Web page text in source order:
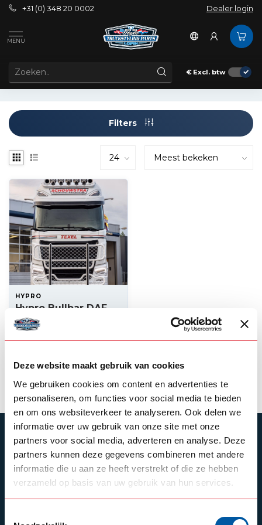
Deze website maakt gebruik van cookies
We gebruiken cookies om content en advertenties te
personaliseren, om functies voor social media te bieden
en om ons websiteverkeer te analyseren. Ook delen we
informatie over uw gebruik van onze site met onze
partners voor social media, adverteren en analyse. Deze
partners kunnen deze gegevens combineren met andere
informatie die u aan ze heeft verstrekt of die ze hebben
verzameld op basis van uw gebruik van hun services.
+31 (0) 348 20 0002 Dealer login
MENU
€ Excl. btw
Tags
PRODUCTEN GETAGD MET CHEAP HYPRO
Filters
HYPRO
Hypro Bullbar DAF
NG
ABONNEER JE OP ONZE NIEUWSBRIEF
Blijf op de hoogte over onze laatste acties